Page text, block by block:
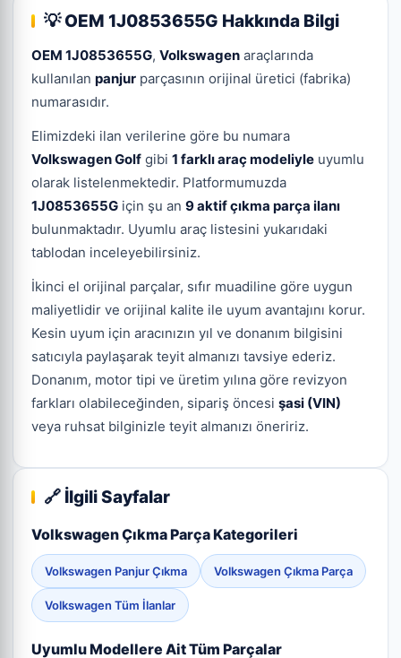
💡 OEM 1J0853655G Hakkında Bilgi
OEM 1J0853655G, Volkswagen araçlarında
kullanılan panjur parçasının orijinal üretici (fabrika)
numarasıdır.
Elimizdeki ilan verilerine göre bu numara
Volkswagen Golf gibi 1 farklı araç modeliyle uyumlu
olarak listelenmektedir. Platformumuzda
1J0853655G için şu an 9 aktif çıkma parça ilanı
bulunmaktadır. Uyumlu araç listesini yukarıdaki
tablodan inceleyebilirsiniz.
İkinci el orijinal parçalar, sıfır muadiline göre uygun
maliyetlidir ve orijinal kalite ile uyum avantajını korur.
Kesin uyum için aracınızın yıl ve donanım bilgisini
satıcıyla paylaşarak teyit almanızı tavsiye ederiz.
Donanım, motor tipi ve üretim yılına göre revizyon
farkları olabileceğinden, sipariş öncesi şasi (VIN)
veya ruhsat bilginizle teyit almanızı öneririz.
🔗 İlgili Sayfalar
Volkswagen Çıkma Parça Kategorileri
Volkswagen Panjur Çıkma Volkswagen Çıkma Parça
Volkswagen Tüm İlanlar
Uyumlu Modellere Ait Tüm Parçalar